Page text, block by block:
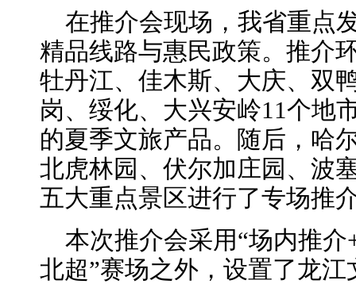
在推介会现场，我省重点
精品线路与惠民政策。推介
牡丹江、佳木斯、大庆、双
岗、绥化、大兴安岭11个地
的夏季文旅产品。随后，哈
北虎林园、伏尔加庄园、波
五大重点景区进行了专场推
本次推介会采用“场内推
北超”赛场之外，设置了龙